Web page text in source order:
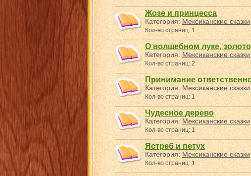
Жозе и принцесса
Категория:Мексиканские сказки
Кол-во страниц: 1
О волшебном луке,
Категория:Мексиканские сказки
Кол-во страниц: 2
Принимание
Категория:Мексиканские сказки
Кол-во страниц: 1
Чудесное дерево
Категория:Мексиканские сказки
Кол-во страниц: 1
Ястреб и петух
Категория:Мексиканские сказки
Кол-во страниц: 1